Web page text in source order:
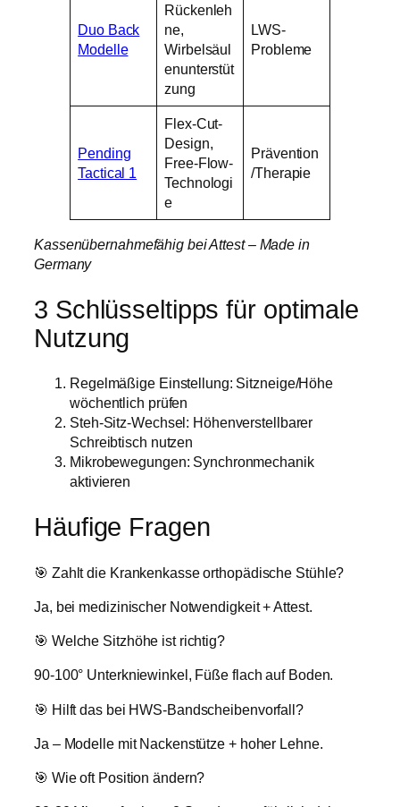
Duo Back
Modelle
Rückenleh
ne,
Wirbelsäul
enunterstüt
zung
LWS-
Probleme
Pending
Tactical 1
Flex-Cut-
Design,
Free-Flow-
Technologi
e
Prävention
/Therapie
Kassenübernahmefähig bei Attest – Made in
Germany
3 Schlüsseltipps für optimale
Nutzung
Regelmäßige Einstellung: Sitzneige/Höhe
wöchentlich prüfen
Steh-Sitz-Wechsel: Höhenverstellbarer
Schreibtisch nutzen
Mikrobewegungen: Synchronmechanik
aktivieren
Häufige Fragen
🎯 Zahlt die Krankenkasse orthopädische Stühle?
Ja, bei medizinischer Notwendigkeit + Attest.
🎯 Welche Sitzhöhe ist richtig?
90-100° Unterkniewinkel, Füße flach auf Boden.
🎯 Hilft das bei HWS-Bandscheibenvorfall?
Ja – Modelle mit Nackenstütze + hoher Lehne.
🎯 Wie oft Position ändern?